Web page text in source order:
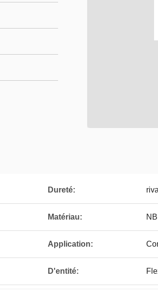
Dureté:
Matériau:
Application:
D'entité: